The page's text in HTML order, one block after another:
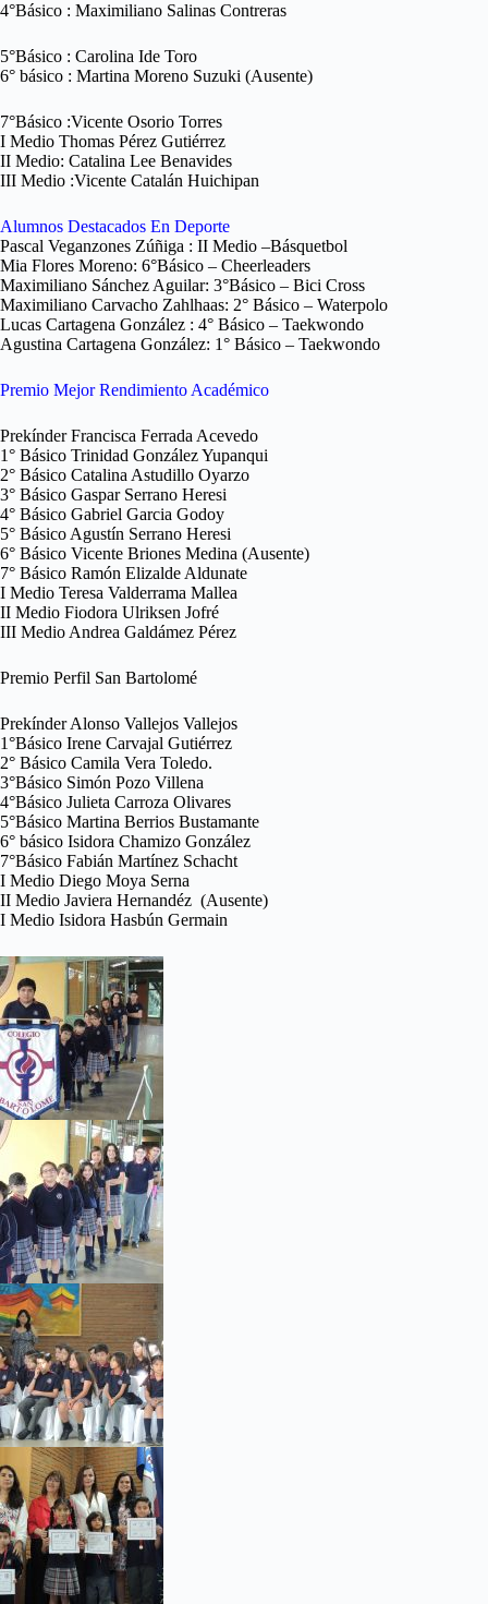
4°Básico : Maximiliano Salinas Contreras
5°Básico : Carolina Ide Toro
6° básico : Martina Moreno Suzuki (Ausente)
7°Básico :Vicente Osorio Torres
I Medio Thomas Pérez Gutiérrez
II Medio: Catalina Lee Benavides
III Medio :Vicente Catalán Huichipan
Alumnos Destacados En Deporte
Pascal Veganzones Zúñiga : II Medio –Básquetbol
Mia Flores Moreno: 6°Básico – Cheerleaders
Maximiliano Sánchez Aguilar: 3°Básico – Bici Cross
Maximiliano Carvacho Zahlhaas: 2° Básico – Waterpolo
Lucas Cartagena González : 4° Básico – Taekwondo
Agustina Cartagena González: 1° Básico – Taekwondo
Premio Mejor Rendimiento Académico
Prekínder Francisca Ferrada Acevedo
1° Básico Trinidad González Yupanqui
2° Básico Catalina Astudillo Oyarzo
3° Básico Gaspar Serrano Heresi
4° Básico Gabriel Garcia Godoy
5° Básico Agustín Serrano Heresi
6° Básico Vicente Briones Medina (Ausente)
7° Básico Ramón Elizalde Aldunate
I Medio Teresa Valderrama Mallea
II Medio Fiodora Ulriksen Jofré
III Medio Andrea Galdámez Pérez
Premio Perfil San Bartolomé
Prekínder Alonso Vallejos Vallejos
1°Básico Irene Carvajal Gutiérrez
2° Básico Camila Vera Toledo.
3°Básico Simón Pozo Villena
4°Básico Julieta Carroza Olivares
5°Básico Martina Berrios Bustamante
6° básico Isidora Chamizo González
7°Básico Fabián Martínez Schacht
I Medio Diego Moya Serna
II Medio Javiera Hernandéz (Ausente)
I Medio Isidora Hasbún Germain